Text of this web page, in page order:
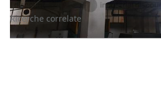
Ricerche correlate